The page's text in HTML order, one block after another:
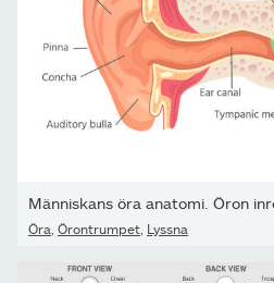
Öra Örontrumpet Lyssna